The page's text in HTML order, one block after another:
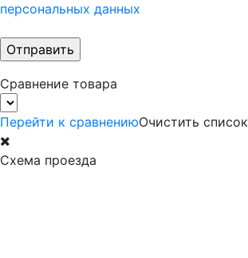
персональных данных
Сравнение товара
Перейти к сравнениюОчистить список
Схема проезда